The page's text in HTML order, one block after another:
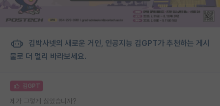
김박사넷의 새로운 거인, 인공지능 김GPT가 추천하는 게시
물로 더 멀리 바라보세요.
김GPT
제가 그렇게 싫었습니까?